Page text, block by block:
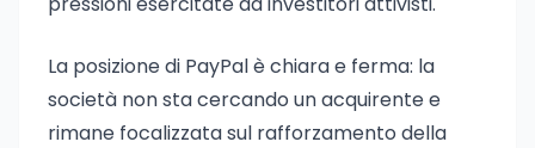
La posizione di PayPal è chiara e ferma: la
società non sta cercando un acquirente e
rimane focalizzata sul rafforzamento della